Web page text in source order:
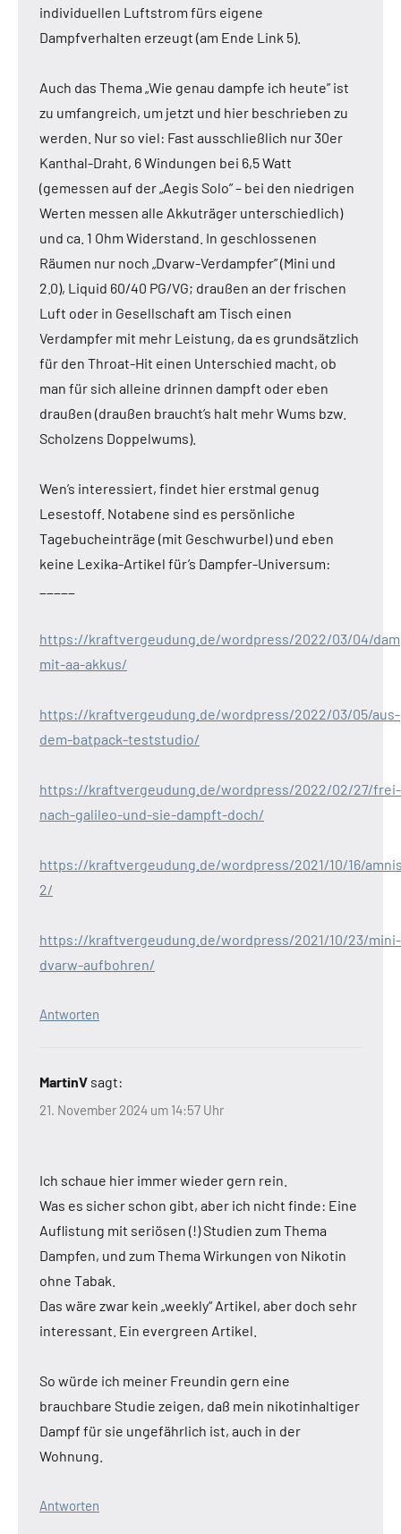
individuellen Luftstrom fürs eigene
Dampfverhalten erzeugt (am Ende Link 5).
Auch das Thema „Wie genau dampfe ich heute” ist
zu umfangreich, um jetzt und hier beschrieben zu
werden. Nur so viel: Fast ausschließlich nur 30er
Kanthal-Draht, 6 Windungen bei 6,5 Watt
(gemessen auf der „Aegis Solo” – bei den niedrigen
Werten messen alle Akkuträger unterschiedlich)
und ca. 1 Ohm Widerstand. In geschlossenen
Räumen nur noch „Dvarw-Verdampfer” (Mini und
2.0), Liquid 60/40 PG/VG; draußen an der frischen
Luft oder in Gesellschaft am Tisch einen
Verdampfer mit mehr Leistung, da es grundsätzlich
für den Throat-Hit einen Unterschied macht, ob
man für sich alleine drinnen dampft oder eben
draußen (draußen braucht’s halt mehr Wums bzw.
Scholzens Doppelwums).
Wen’s interessiert, findet hier erstmal genug
Lesestoff. Notabene sind es persönliche
Tagebucheinträge (mit Geschwurbel) und eben
keine Lexika-Artikel für’s Dampfer-Universum:
https://kraftvergeudung.de/wordpress/2022/03/04/
mit-aa-akkus/
https://kraftvergeudung.de/wordpress/2022/03/05/aus-
dem-batpack-teststudio/
https://kraftvergeudung.de/wordpress/2022/02/27/frei-
nach-galileo-und-sie-dampft-doch/
https://kraftvergeudung.de/wordpress/2021/10/16/
2/
https://kraftvergeudung.de/wordpress/2021/10/23/mini-
dvarw-aufbohren/
Antworten
MartinV sagt:
21. November 2024 um 14:57 Uhr
Ich schaue hier immer wieder gern rein.
Was es sicher schon gibt, aber ich nicht finde: Eine
Auflistung mit seriösen (!) Studien zum Thema
Dampfen, und zum Thema Wirkungen von Nikotin
ohne Tabak.
Das wäre zwar kein „weekly“ Artikel, aber doch sehr
interessant. Ein evergreen Artikel.
So würde ich meiner Freundin gern eine
brauchbare Studie zeigen, daß mein nikotinhaltiger
Dampf für sie ungefährlich ist, auch in der
Wohnung.
Antworten